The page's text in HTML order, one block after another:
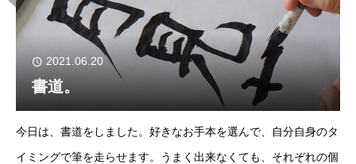
2021.06.20
書道。
今日は、書道をしました。好きなお手本を選んで、自分自身のタ
イミングで筆を走らせます。うまく出来なくても、それぞれの個